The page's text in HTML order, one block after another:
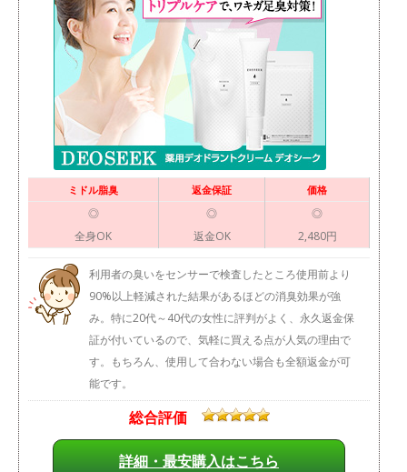
ミドル脂臭 返金保証 価格
◎
全身OK
◎
返金OK
◎
2,480円
利用者の臭いをセンサーで検査したところ使用前より
90%以上軽減された結果があるほどの消臭効果が強
み。特に20代～40代の女性に評判がよく、永久返金保
証が付いているので、気軽に買える点が人気の理由で
す。もちろん、使用して合わない場合も全額返金が可
能です。
総合評価
詳細・最安購入はこちら